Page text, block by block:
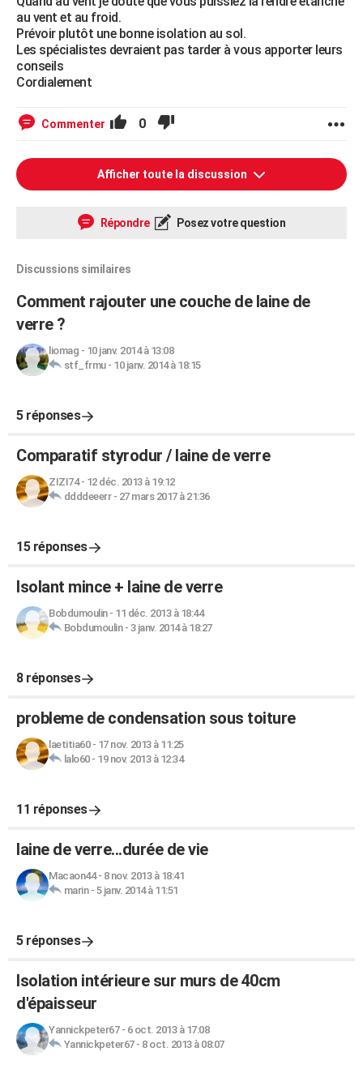
au vent et au froid.
Prévoir plutôt une bonne isolation au sol.
Les spécialistes devraient pas tarder à vous apporter leurs
conseils
Cordialement
Commenter 0
Afficher toute la discussion
Répondre Posez votre question
Discussions similaires
Comment rajouter une couche de laine de
verre ?
liomag - 10 janv. 2014 à 13:08
stf_frmu- 10 janv. 2014 à 18:15
5 réponses
Comparatif styrodur / laine de verre
ZIZI74- 12 déc. 2013 à 19:12
ddddeeerr- 27 mars 2017 à 21:36
15 réponses
Isolant mince + laine de verre
Bobdumoulin- 11 déc. 2013 à 18:44
Bobdumoulin- 3 janv. 2014 à 18:27
8 réponses
probleme de condensation sous toiture
laetitia60- 17 nov. 2013 à 11:25
lalo60- 19 nov. 2013 à 12:34
11 réponses
laine de verre...durée de vie
Macaon44- 8 nov. 2013 à 18:41
marin- 5 janv. 2014 à 11:51
5 réponses
Isolation intérieure sur murs de 40cm
d'épaisseur
Yannickpeter67- 6 oct. 2013 à 17:08
Yannickpeter67- 8 oct. 2013 à 08:07